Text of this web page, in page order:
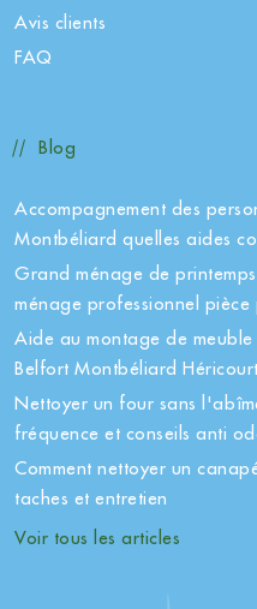
Avis clients
FAQ
Blog
Accompagnement des
Montbéliard quelles aides
Grand ménage de
ménage professionnel
Aide au montage de
Belfort Montbéliard Héricourt
Nettoyer un four sans
fréquence et conseils anti
Comment nettoyer un
taches et entretien
Voir tous les articles